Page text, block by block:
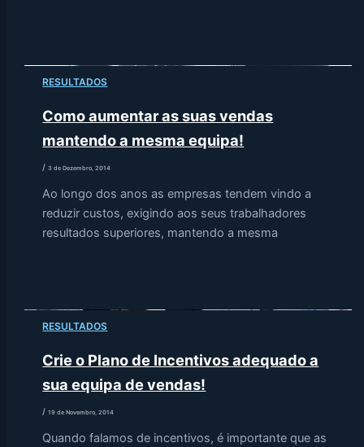
RESULTADOS
Como aumentar as suas vendas
mantendo a mesma equipa!
/3 de Dezembro, 2014
Ao longo dos anos as empresas tendem vindo a
reduzir custos, exigindo aos seus trabalhadores
resultados superiores, mantendo a mesma
RESULTADOS
Crie o Plano de Incentivos adequado a
sua equipa de vendas!
/19 de Novembro, 2014
Quando falamos de incentivos, é importante que as